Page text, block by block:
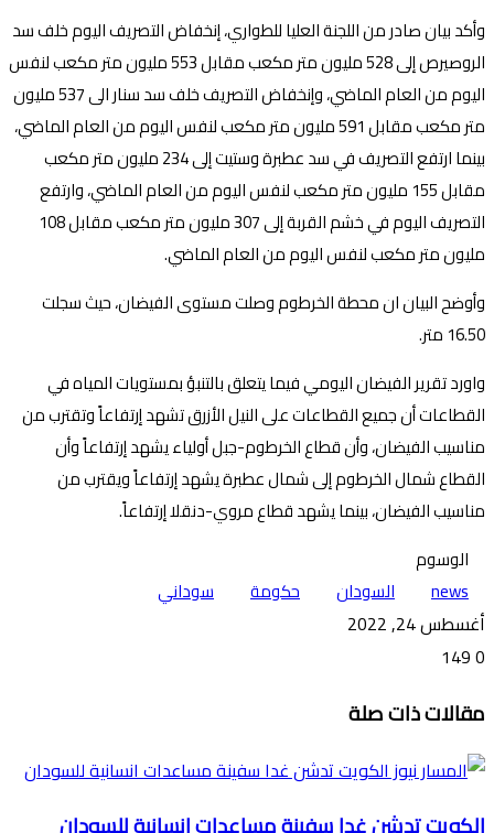
وأكد بيان صادر من اللجنة العليا للطواري، إنخفاض التصريف اليوم خلف سد
الروصيرص إلى 528 مليون متر مكعب مقابل 553 مليون متر مكعب لنفس
اليوم من العام الماضي، وإنخفاض التصريف خلف سد سنار الى 537 مليون
متر مكعب مقابل 591 مليون متر مكعب لنفس اليوم من العام الماضي،
بينما ارتفع التصريف في سد عطبرة وستيت إلى 234 مليون متر مكعب
مقابل 155 مليون متر مكعب لنفس اليوم من العام الماضي، وارتفع
التصريف اليوم في خشم القربة إلى 307 مليون متر مكعب مقابل 108
مليون متر مكعب لنفس اليوم من العام الماضي.
وأوضح البيان ان محطة الخرطوم وصلت مستوى الفيضان، حيث سجلت
16.50 متر.
واورد تقرير الفيضان اليومي فيما يتعلق بالتنبؤ بمستويات المياه في
القطاعات أن جميع القطاعات على النيل الأزرق تشهد إرتفاعاً وتقترب من
مناسيب الفيضان، وأن قطاع الخرطوم-جبل أولياء يشهد إرتفاعاً وأن
القطاع شمال الخرطوم إلى شمال عطبرة يشهد إرتفاعاً ويقترب من
مناسيب الفيضان، بينما يشهد قطاع مروي-دنقلا إرتفاعاً.
الوسوم
news
السودان حكومة سوداني
أغسطس 24, 2022
0
عبر
البريد
مقالات ذات صلة